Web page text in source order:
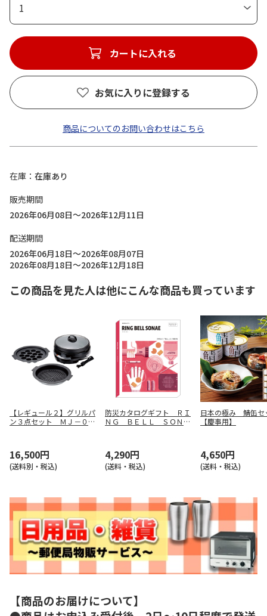
1
カートに入れる
お気に入りに登録する
商品についてのお問い合わせはこちら
在庫
在庫あり
販売期間
2026年06月08日～2026年12月11日
配送期間
2026年06月18日～2026年08月07日
2026年08月18日～2026年12月18日
この商品を見た人は他にこんな商品も買っています
【レギュール２】グリルパ
ン３点セット ＭＪ－０７
16,500円
(送料別・税込)
防災カタログギフト ＲＩ
ＮＧ ＢＥＬＬ ＳＯＮＡ
4,290円
(送料・税込)
日本の極み 鯖缶セ
【慶事用】
4,650円
(送料・税込)
【商品のお届けについて】